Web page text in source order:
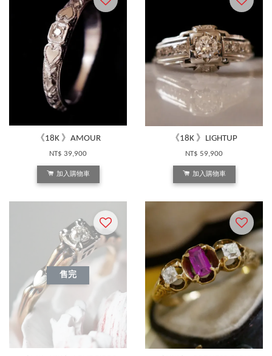
《18K 》AMOUR
NT$ 39,900
加入購物車
《18K 》LIGHTUP
NT$ 59,900
加入購物車
售完